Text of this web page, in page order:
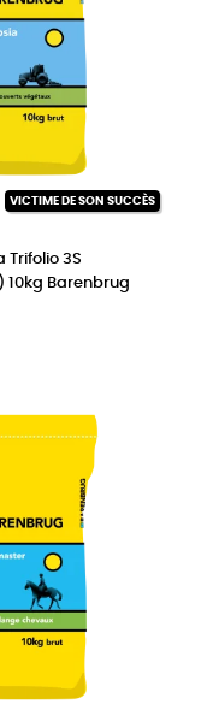
VICTIME DE SON SUCCÈS
Trifolio 3S
10kg Barenbrug